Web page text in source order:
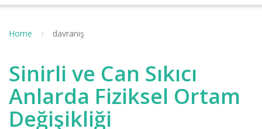
Home davranış
Sinirli ve Can Sıkıcı
Anlarda Fiziksel Ortam
Değişikliği